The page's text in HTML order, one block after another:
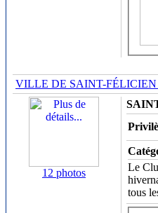
VILLE DE SAINT-
12 photos
Le
tous